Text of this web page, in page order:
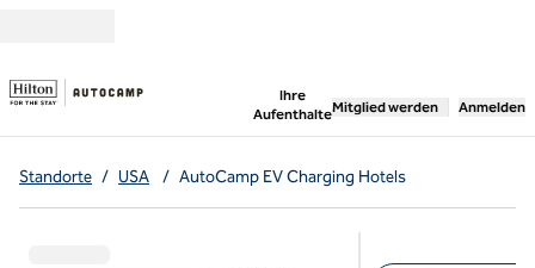
Ihre
Aufenthalte
,öffnet neue
Mitglied werden Anmelden
Standorte / USA / AutoCamp EV Charging Hotels